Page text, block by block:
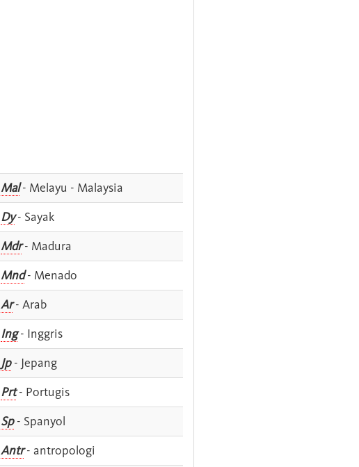
Mal- Melayu - Malaysia
Dy- Sayak
Mdr- Madura
Mnd- Menado
Ar- Arab
Ing- Inggris
Jp- Jepang
Prt- Portugis
Sp- Spanyol
Antr- antropologi